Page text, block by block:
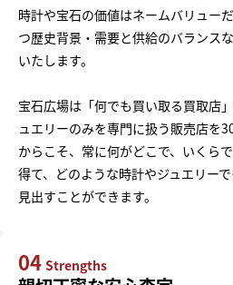
時計や宝石の価値はネームバリュー
つ歴史背景・需要と供給のバランス
いたします。
宝石広場は「何でも買い取る買取店
ュエリーのみを専門に扱う販売店を
からこそ、常に何がどこで、いくら
得て、どのような時計やジュエリー
見出すことができます。
04 Strengths